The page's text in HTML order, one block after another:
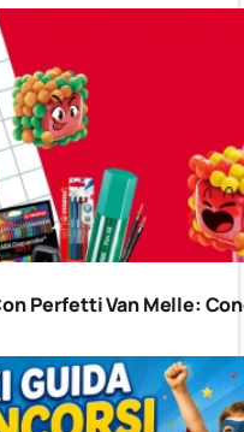
Perfetti Van Melle: